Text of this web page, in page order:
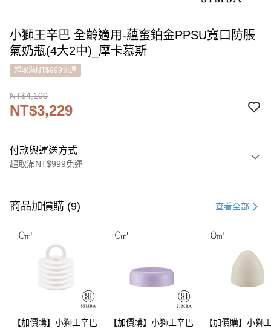
小獅王辛巴 全齡適用-蘊蜜鉑金PPSU寬口防脹
氣奶瓶(4大2中)_摩卡慕斯
超取滿NT$999免運
NT$4,100
NT$3,229
付款與運送方式
超取滿NT$999免運
信用卡一次付款
Apple Pay
Google Pay
商品加價購 (9) 查看全部
【加價購】小獅王辛巴
【加價購】小獅王辛巴
【加價購】小獅